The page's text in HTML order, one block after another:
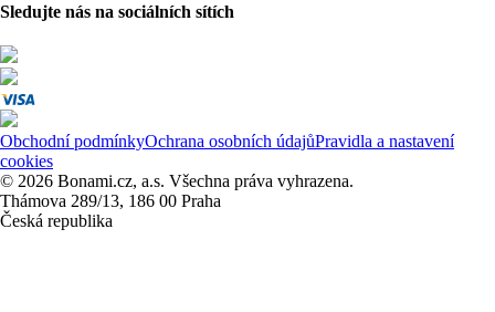
Sledujte nás na sociálních sítích
Obchodní podmínkyOchrana osobních údajůPravidla a nastavení
cookies
© 2026 Bonami.cz, a.s. Všechna práva vyhrazena.
Thámova 289/13, 186 00 Praha
Česká republika